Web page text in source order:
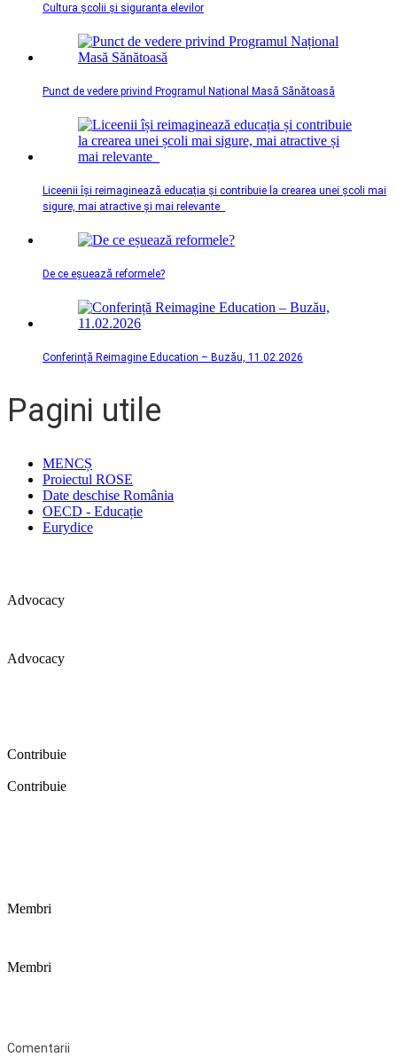
Cultura școlii și siguranța elevilor
Punct de vedere privind Programul Național Masă Sănătoasă
Liceenii își reimaginează educația și contribuie la crearea unei școli mai
sigure, mai atractive și mai relevante
De ce eșuează reformele?
Conferință Reimagine Education – Buzău, 11.02.2026
Pagini utile
MENCȘ
Proiectul ROSE
Date deschise România
OECD - Educație
Eurydice
Advocacy
Advocacy
Contribuie
Contribuie
Membri
Membri
Comentarii